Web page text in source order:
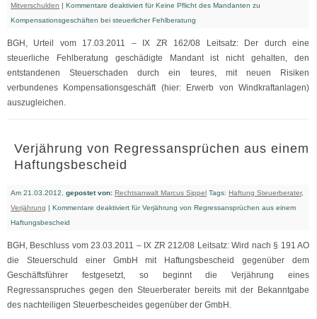
Mitverschulden | Kommentare deaktiviert für Keine Pflicht des Mandanten zu
Kompensationsgeschäften bei steuerlicher Fehlberatung
BGH, Urteil vom 17.03.2011 – IX ZR 162/08 Leitsatz: Der durch eine
steuerliche Fehlberatung geschädigte Mandant ist nicht gehalten, den
entstandenen Steuerschaden durch ein teures, mit neuen Risiken
verbundenes Kompensationsgeschäft (hier: Erwerb von Windkraftanlagen)
auszugleichen.
Verjährung von Regressansprüchen aus einem
Haftungsbescheid
Am 21.03.2012, gepostet von: Rechtsanwalt Marcus Sippel Tags: Haftung Steuerberater,
Verjährung | Kommentare deaktiviert für Verjährung von Regressansprüchen aus einem
Haftungsbescheid
BGH, Beschluss vom 23.03.2011 – IX ZR 212/08 Leitsatz: Wird nach § 191 AO
die Steuerschuld einer GmbH mit Haftungsbescheid gegenüber dem
Geschäftsführer festgesetzt, so beginnt die Verjährung eines
Regressanspruches gegen den Steuerberater bereits mit der Bekanntgabe
des nachteiligen Steuerbescheides gegenüber der GmbH.